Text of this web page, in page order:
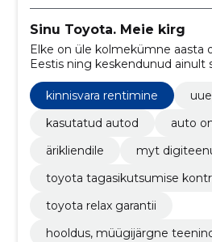
Sinu Toyota. Meie kirg
Elke on üle kolmekümne aasta
Eestis ning keskendunud ainult
müügile ja hooldusele. Tegemist
Toyota asjatundjatega.
kinnisvara rentimine
kasutatud autod
auto
ärikliendile
myt
toyota tagasikutsumise
toyota relax garantii
hooldus, müügijärgne